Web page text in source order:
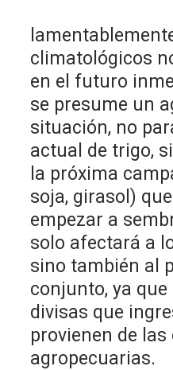
climatológicos
en el futuro
se presume un
situación, no
actual de trigo,
la próxima
soja, girasol)
empezar a
solo afectará a
sino también al
conjunto, ya que
divisas que
provienen de
agropecuarias.